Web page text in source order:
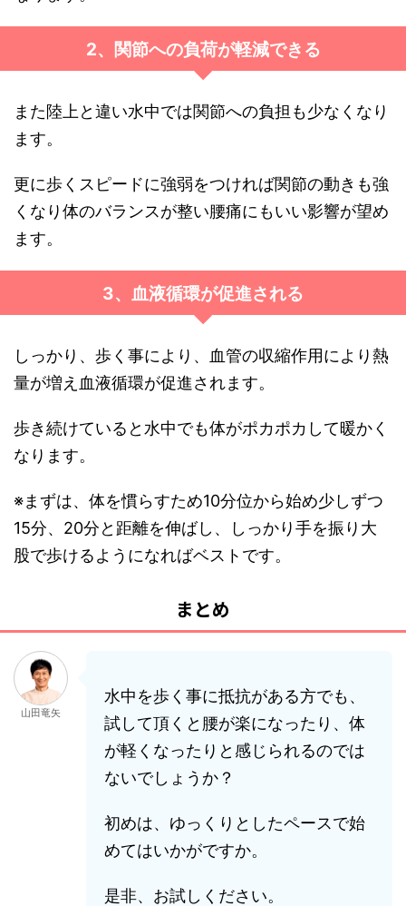
2、関節への負荷が軽減できる
また陸上と違い水中では関節への負担も少なくなり
ます。
更に歩くスピードに強弱をつければ関節の動きも強
くなり体のバランスが整い腰痛にもいい影響が望め
ます。
3、血液循環が促進される
しっかり、歩く事により、血管の収縮作用により熱
量が増え血液循環が促進されます。
歩き続けていると水中でも体がポカポカして暖かく
なります。
※まずは、体を慣らすため10分位から始め少しずつ
15分、20分と距離を伸ばし、しっかり手を振り大
股で歩けるようになればベストです。
まとめ
山田竜矢
水中を歩く事に抵抗がある方でも、
試して頂くと腰が楽になったり、体
が軽くなったりと感じられるのでは
ないでしょうか？
初めは、ゆっくりとしたペースで始
めてはいかがですか。
是非、お試しください。